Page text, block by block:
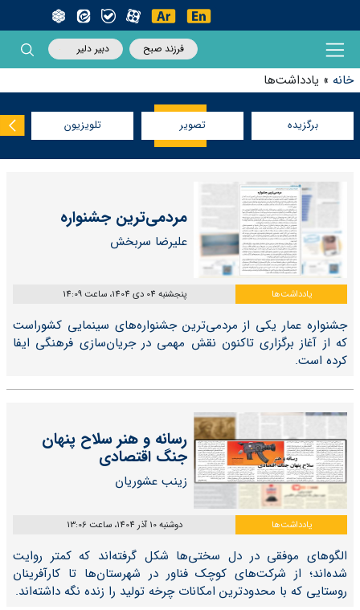
فرزند صبح دبیر دلیر
خانه » یادداشت‌ها
برگزیده تصویر تلویزیون
مردمی‌ترین جشنواره
علیرضا سربخش
یادداشت‌ها پنجشنبه 04 دی 1404، ساعت 14:09
جشنواره عمار یکی از مردمی‌ترین جشنواره‌های سینمایی کشوراست
که از آغاز برگزاری تاکنون نقش مهمی در جریان‌سازی فرهنگی ایفا
کرده است.
رسانه و هنر سلاح پنهان
جنگ اقتصادی
زینب عشوریان
یادداشت‌ها دوشنبه 10 آذر 1404، ساعت 13:06
الگوهای موفقی در دل سختی‌ها شکل گرفته‌اند که کمتر روایت
شده‌اند؛ از شرکت‌های کوچک فناور در شهرستان‌ها تا کارآفرینان
روستایی که با محدودترین امکانات چرخه‌ تولید را زنده نگه داشته‌اند.